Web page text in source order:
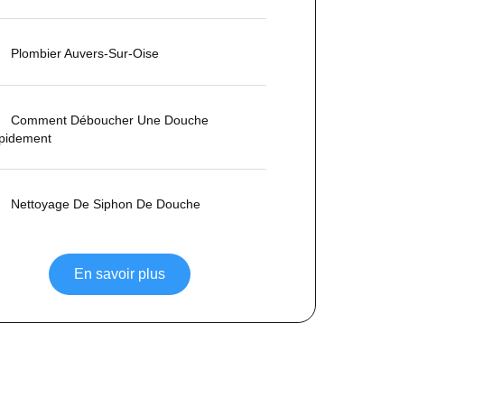
Plombier Auvers-Sur-Oise
Comment Déboucher Une Douche
Nettoyage De Siphon De Douche
En savoir plus